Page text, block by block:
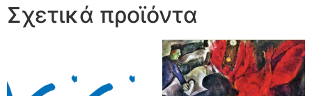
Σχετικά προϊόντα